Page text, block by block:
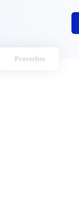
Proverbes